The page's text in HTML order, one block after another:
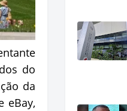
do
da
eBay,